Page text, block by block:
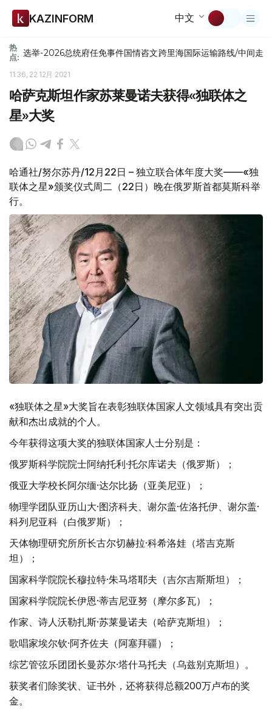
KAZINFORM 中文
热
点: 选举-2026总统府任免事件国情咨文跨里海国际运输路线/中间走廊
11:36, 22 12月 2021
哈萨克斯坦作家苏莱曼诺夫获得«独联体之
星»大奖
哈通社/努尔苏丹/12月22日 – 独立联合体年度大奖——«独
联体之星»颁奖仪式周二（22日）晚在俄罗斯首都莫斯科举
行。
«独联体之星»大奖旨在表彰独联体国家人文领域具有突出贡
献和杰出成就的个人。
今年获得这项大奖的独联体国家人士分别是：
俄罗斯科学院院士阿纳托利·托尔库诺夫（俄罗斯）；
俄亚大学校长阿尔缅·达尔比扬（亚美尼亚）；
物理学团队亚历山大·图济科夫、谢尔盖·佐洛托伊、谢尔盖·
科列尼亚科（白俄罗斯）；
天体物理研究所所长古尔切赫拉·科希洛娃（塔吉克斯
坦）；
国家科学院院长穆拉特·朱马塔耶夫（吉尔吉斯斯坦）；
国家科学院院长伊恩·蒂吉尼亚努（摩尔多瓦）；
作家、诗人沃勒扎斯·苏莱曼诺夫（哈萨克斯坦）；
歌唱家埃尔钦·阿齐佐夫（阿塞拜疆）；
综艺管弦乐团团长曼苏尔·塔什马托夫（乌兹别克斯坦）。
获奖者们除奖状、证书外，还将获得总额200万卢布的奖
金。